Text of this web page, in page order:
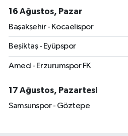
16 Ağustos, Pazar
Başakşehir - Kocaelispor
Beşiktaş - Eyüpspor
Amed - Erzurumspor FK
17 Ağustos, Pazartesi
Samsunspor - Göztepe